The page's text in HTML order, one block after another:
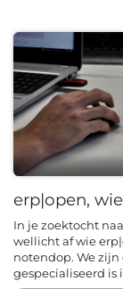
erp|open,
In je zoektocht
wellicht af wie
notendop. We
gespecialiseerd is